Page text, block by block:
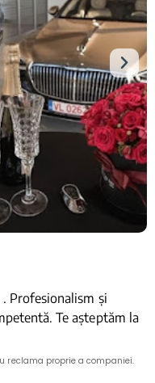
Profesionalism și
Te așteptăm la
reclama proprie a companiei.